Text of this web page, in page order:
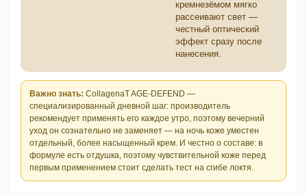
кремнезёмом мягко
рассеивают свет —
честный оптический
эффект сразу после
нанесения.
Важно знать: CollagenaT AGE-DEFEND —
специализированный дневной шаг: производитель
рекомендует применять его каждое утро, поэтому вечерний
уход он сознательно не заменяет — на ночь коже уместен
отдельный, более насыщенный крем. И честно о составе: в
формуле есть отдушка, поэтому чувствительной коже перед
первым применением стоит сделать тест на сгибе локтя.